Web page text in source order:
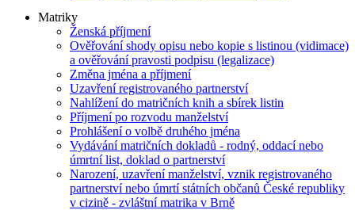
Matriky
Ženská příjmení
Ověřování shody opisu nebo kopie s listinou (vidimace)
a ověřování pravosti podpisu (legalizace)
Změna jména a příjmení
Uzavření registrovaného partnerství
Nahlížení do matričních knih a sbírek listin
Příjmení po rozvodu manželství
Prohlášení o volbě druhého jména
Vydávání matričních dokladů - rodný, oddací nebo
úmrtní list, doklad o partnerství
Narození, uzavření manželství, vznik registrovaného
partnerství nebo úmrtí státních občanů České republiky
v cizině - zvláštní matrika v Brně